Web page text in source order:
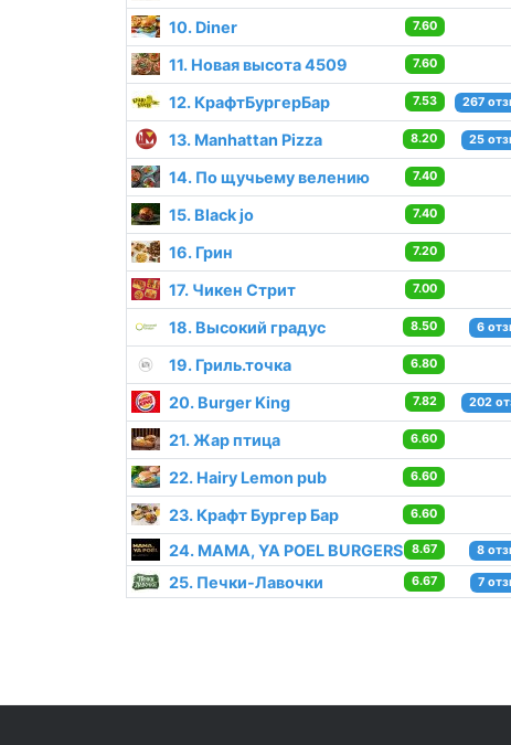
10. Diner 7.60
11. Новая высота 4509 7.60
12. КрафтБургерБар 7.53 267
13. Manhattan Pizza 8.20 25
14. По щучьему велению 7.40
15. Black jo 7.40
16. Грин 7.20
17. Чикен Стрит 7.00
18. Высокий градус 8.50 6
19. Гриль.точка 6.80
20. Burger King 7.82 202
21. Жар птица 6.60
22. Hairy Lemon pub 6.60
23. Крафт Бургер Бар 6.60
24. MAMA, YA POEL BURGERS 8.67 8
25. Печки-Лавочки 6.67 7